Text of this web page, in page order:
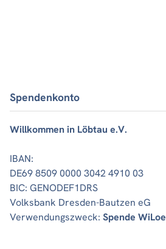
Spendenkonto
Willkommen in Löbtau e.V.
IBAN:
DE69 8509 0000 3042 4910 03
BIC: GENODEF1DRS
Volksbank Dresden-Bautzen eG
Verwendungszweck: Spende WiLoe